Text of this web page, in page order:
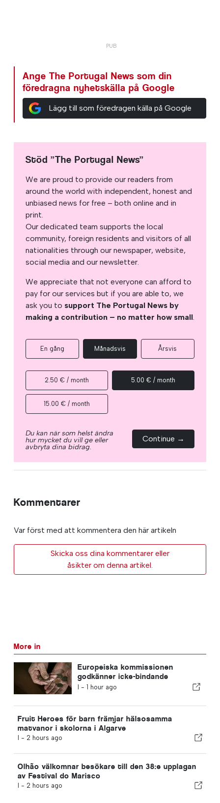
Ange The Portugal News som din
föredragna nyhetskälla på Google
Lägg till som föredragen källa på Google
Stöd ”The Portugal News”
We are proud to provide our readers from
around the world with independent, honest and
unbiased news for free – both online and in
print.
Our dedicated team supports the local
community, foreign residents and visitors of all
nationalities through our newspaper, website,
social media and our newsletter.
We appreciate that not everyone can afford to
pay for our services but if you are able to, we
ask you to support The Portugal News by
making a contribution – no matter how small.
En gång Månadsvis Årsvis
2.50 € / month 5.00 € / month
15.00 € / month
Du kan när som helst ändra
hur mycket du vill ge eller
avbryta dina bidrag.
Continue →
Kommentarer
Var först med att kommentera den här artikeln
Skicka oss dina kommentarer eller
åsikter om denna artikel.
More in
Europeiska kommissionen
godkänner icke-bindande
riktlinjer för kompletterande
I - 1 hour ago
Fruit Heroes för barn främjar hälsosamma
matvanor i skolorna i Algarve
I - 2 hours ago
Olhão välkomnar besökare till den 38:e upplagan
av Festival do Marisco
I - 2 hours ago